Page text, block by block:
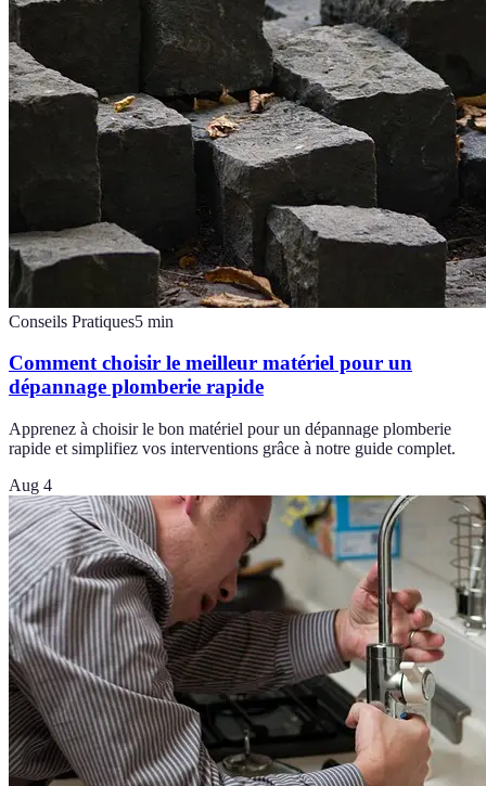
Conseils Pratiques5 min
Comment choisir le meilleur matériel pour un
dépannage plomberie rapide
Apprenez à choisir le bon matériel pour un dépannage plomberie
rapide et simplifiez vos interventions grâce à notre guide complet.
Aug 4